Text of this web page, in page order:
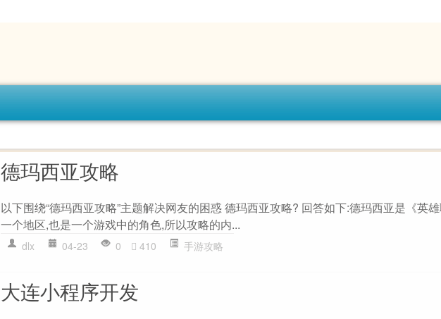
德玛西亚攻略
以下围绕“德玛西亚攻略”主题解决网友的困惑 德玛西亚攻略? 回答如下:德玛西亚是《英
一个地区,也是一个游戏中的角色,所以攻略的内...
dlx 04-23 0 410 手游攻略
大连小程序开发